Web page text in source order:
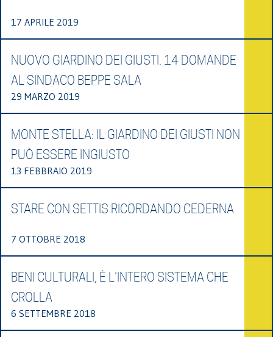
17 APRILE 2019
NUOVO GIARDINO DEI GIUSTI. 14 DOMANDE
AL SINDACO BEPPE SALA
29 MARZO 2019
MONTE STELLA: IL GIARDINO DEI GIUSTI NON
PUÒ ESSERE INGIUSTO
13 FEBBRAIO 2019
STARE CON SETTIS RICORDANDO CEDERNA
7 OTTOBRE 2018
BENI CULTURALI, È L’INTERO SISTEMA CHE
CROLLA
6 SETTEMBRE 2018